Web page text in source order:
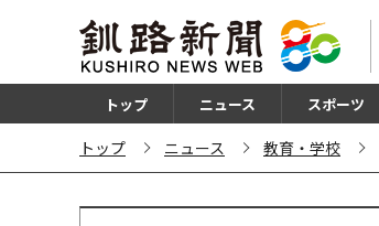
トップ ニュース スポーツ
トップ ニュース 教育・学校